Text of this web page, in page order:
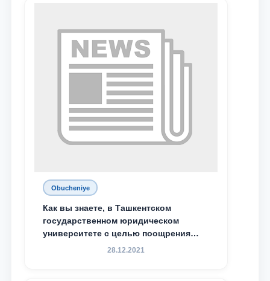
специальной стипендии имени
Хадичи Сулеймановой.
Obucheniye
Как вы знаете, в Ташкентском
государственном юридическом
университете с целью поощрения
талантливых, активных и
28.12.2021